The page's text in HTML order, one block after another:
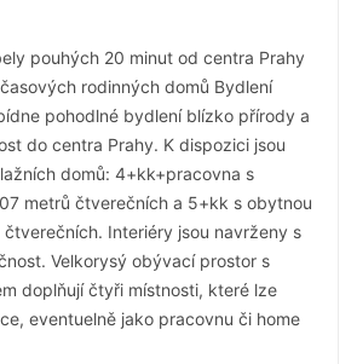
pouhých 20 minut od centra Prahy
rodinných domů Bydlení
pohodlné bydlení blízko přírody a
do centra Prahy. K dispozici jsou
domů: 4+kk+pracovna s
metrů čtverečních a 5+kk s obytnou
čtverečních. Interiéry jsou navrženy s
Velkorysý obývací prostor s
doplňují čtyři místnosti, které lze
eventuelně jako pracovnu či home